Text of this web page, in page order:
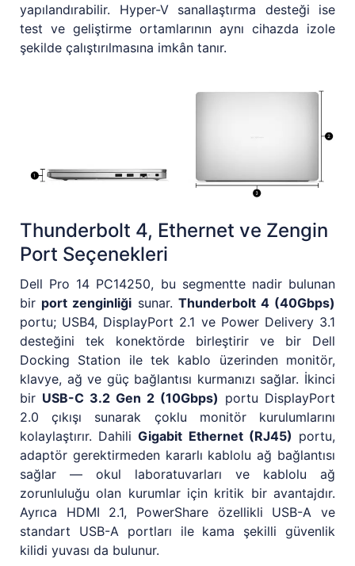
yapılandırabilir. Hyper-V sanallaştırma desteği ise
test ve geliştirme ortamlarının aynı cihazda izole
şekilde çalıştırılmasına imkân tanır.
Thunderbolt 4, Ethernet ve Zengin
Port Seçenekleri
Dell Pro 14 PC14250, bu segmentte nadir bulunan
bir port zenginliği sunar. Thunderbolt 4 (40Gbps)
portu; USB4, DisplayPort 2.1 ve Power Delivery 3.1
desteğini tek konektörde birleştirir ve bir Dell
Docking Station ile tek kablo üzerinden monitör,
klavye, ağ ve güç bağlantısı kurmanızı sağlar. İkinci
bir USB-C 3.2 Gen 2 (10Gbps) portu DisplayPort
2.0 çıkışı sunarak çoklu monitör kurulumlarını
kolaylaştırır. DahiliGigabit Ethernet (RJ45) portu,
adaptör gerektirmeden kararlı kablolu ağ bağlantısı
sağlar — okul laboratuvarları ve kablolu ağ
zorunluluğu olan kurumlar için kritik bir avantajdır.
Ayrıca HDMI 2.1, PowerShare özellikli USB-A ve
standart USB-A portları ile kama şekilli güvenlik
kilidi yuvası da bulunur.